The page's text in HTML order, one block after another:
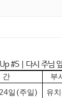
#5 | 다시 주님
간 부
일 (주일 ) 유